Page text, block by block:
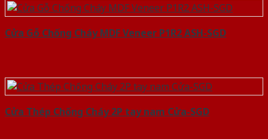
Cửa Gỗ Chống Cháy MDF Veneer P1R2 ASH-SGD
Cửa Thép Chống Cháy 2P tay nam Cửa-SGD